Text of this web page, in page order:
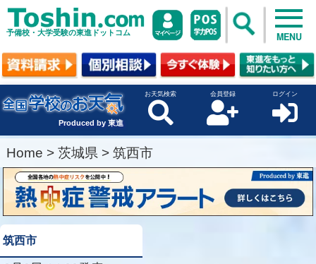
予備校・大学受験の東進ドットコム MENU
Produced by 東進
お天気検索 会員登録 ログイン
Home > 茨城県 > 筑西市
筑西市